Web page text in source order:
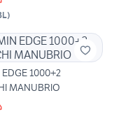
)
1000+2
MANUBRIO